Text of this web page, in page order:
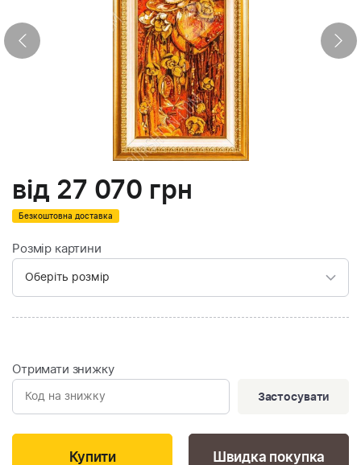
від 27 070 грн
Безкоштовна доставка
Розмір картини
Отримати знижку
Застосувати
Швидка покупка